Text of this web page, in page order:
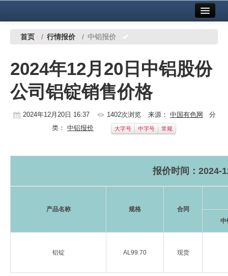
中国有色金属报社主办 广告服务
铜镍铅锌
铝
稀有稀土
科技
首页 / 行情报价 / 中铝报价
2024年12月20日中铝股份
公司铝锭销售价格
2024年12月20日 16:37 1402次浏览 来源： 中国有色网 分
类： 中铝报价 大字号 中字号 常规
报价时间：2024-
产品名称 规格
合同
中
铝锭 AL99.70 现货